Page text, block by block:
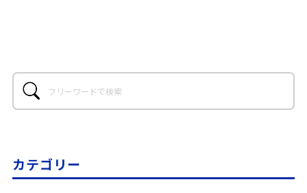
カテゴリー